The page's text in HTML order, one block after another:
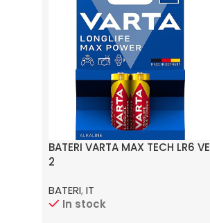
BATERI VARTA MAX TECH LR6 VE
2
BATERI,IT
In stock